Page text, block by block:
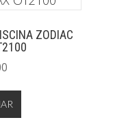
ZODIAC